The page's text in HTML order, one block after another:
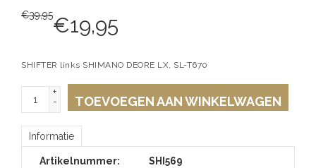
€39,95€19,95
SHIFTER links SHIMANO DEORE LX, SL-T670
+
-
TOEVOEGEN AAN WINKELWAGEN
Informatie
Artikelnummer:
SHI569